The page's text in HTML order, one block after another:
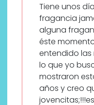
Tiene unos
fragancia
alguna
éste
entendido las
lo que yo
mostraron
años y creo